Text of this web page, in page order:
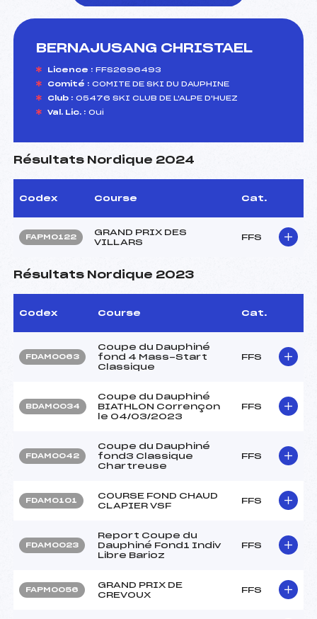
BERNAJUSANG CHRISTAEL
Licence : FFS2696493
Comité : COMITE DE SKI DU DAUPHINE
Club : 05476 SKI CLUB DE L'ALPE D'HUEZ
Val. Lic. : Oui
Résultats Nordique 2024
Codex Course Cat.
FAPM0122
GRAND PRIX DES
VILLARS
FFS
Résultats Nordique 2023
Codex Course Cat.
FDAM0063
Coupe du Dauphiné
fond 4 Mass-Start
Classique
FFS
BDAM0034
Coupe du Dauphiné
BIATHLON Corrençon
le 04/03/2023
FFS
FDAM0042
Coupe du Dauphiné
fond3 Classique
Chartreuse
FFS
FDAM0101
COURSE FOND CHAUD
CLAPIER VSF
FFS
FDAM0023
Report Coupe du
Dauphiné Fond1 Indiv
Libre Barioz
FFS
FAPM0056
GRAND PRIX DE
CREVOUX
FFS